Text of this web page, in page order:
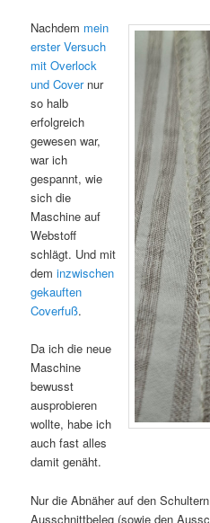
Nachdem mein
erster Versuch
mit Overlock
und Covernur
so halb
erfolgreich
gewesen war,
war ich
gespannt, wie
sich die
Maschine auf
Webstoff
schlägt. Und mit
deminzwischen
gekauften
Coverfuß.
Da ich die neue
Maschine
bewusst
ausprobieren
wollte, habe ich
auch fast alles
damit genäht.
Nur die Abnäher auf den
Ausschnittbeleg (sowie den